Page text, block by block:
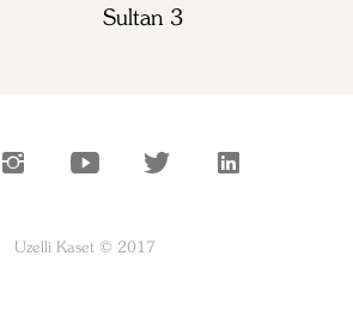
Sultan 3
Uzelli Kaset © 2017